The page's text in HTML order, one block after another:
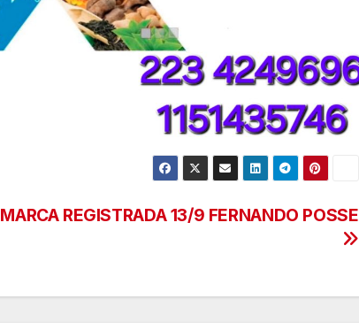
MARCA REGISTRADA 13/9 FERNANDO POSSE